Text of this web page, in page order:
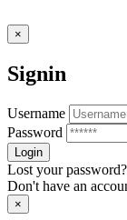
×
Signin
Username
Password
Lost your password?
Don't have an
×